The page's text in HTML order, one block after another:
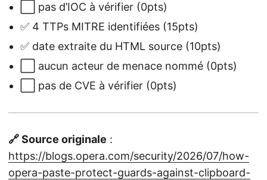
⬜ pas d’IOC à vérifier (0pts)
✅ 4 TTPs MITRE identifiées (15pts)
✅ date extraite du HTML source (10pts)
⬜ aucun acteur de menace nommé (0pts)
⬜ pas de CVE à vérifier (0pts)
🔗 Source originale :
https://blogs.opera.com/security/2026/07/how-
opera-paste-protect-guards-against-clipboard-